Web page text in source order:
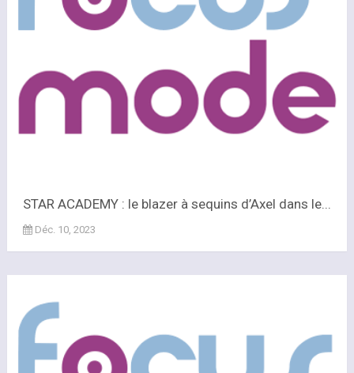
STAR ACADEMY : le blazer à sequins d’Axel dans le...
Déc. 10, 2023